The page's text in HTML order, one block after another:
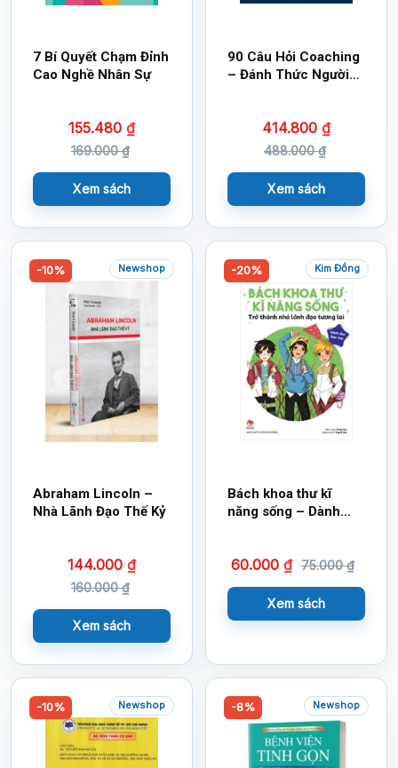
7 Bí Quyết Chạm Đỉnh
Cao Nghề Nhân Sự
155.480 ₫
169.000₫
Xem sách
90 Câu Hỏi Coaching
– Đánh Thức Người
414.800 ₫
488.000₫
Xem sách
-10% Newshop
Abraham Lincoln –
Nhà Lãnh Đạo Thế Kỷ
144.000 ₫
160.000₫
Xem sách
-20% Kim Đồng
Bách khoa thư kĩ
năng sống – Dành
tương lai
60.000 ₫ 75.000₫
Xem sách
-10% Newshop -8% Newshop